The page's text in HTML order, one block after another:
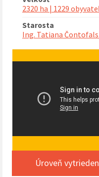
2320 ha | 1229
Starosta
Ing. Tatiana
Úroveň